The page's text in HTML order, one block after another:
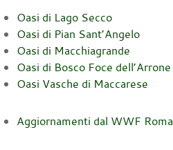
Oasi di Lago Secco
Oasi di Pian Sant’Angelo
Oasi di Macchiagrande
Oasi di Bosco Foce dell’Arrone
Oasi Vasche di Maccarese
Aggiornamenti dal WWF Roma